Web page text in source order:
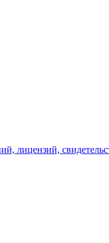
лицензий,